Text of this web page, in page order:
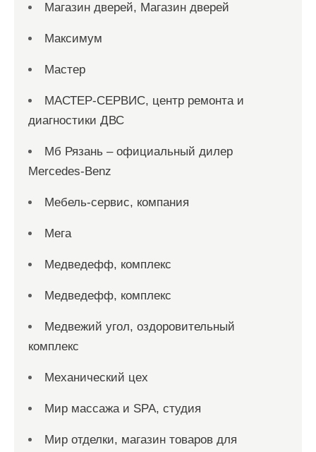
Магазин дверей, Магазин дверей
Максимум
Мастер
МАСТЕР-СЕРВИС, центр ремонта и
диагностики ДВС
Мб Рязань – официальный дилер
Mercedes-Benz
Мебель-сервис, компания
Мега
Медведефф, комплекс
Медведефф, комплекс
Медвежий угол, оздоровительный
комплекс
Механический цех
Мир массажа и SPA, студия
Мир отделки, магазин товаров для